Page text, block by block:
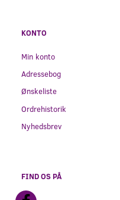
KONTO
Min konto
Adressebog
Ønskeliste
Ordrehistorik
Nyhedsbrev
FIND OS PÅ